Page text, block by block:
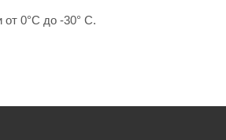
от 0°С до -30° С.